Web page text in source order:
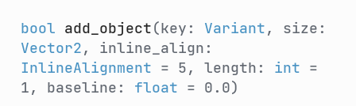
bool add_object(key: Variant, size:
Vector2, inline_align:
InlineAlignment = 5, length: int =
1, baseline: float = 0.0)